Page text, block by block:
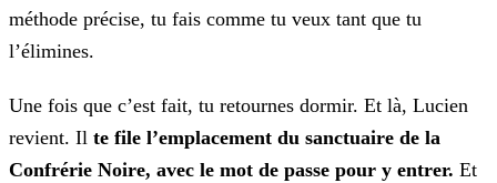
méthode précise, tu fais comme tu veux tant que tu
l’élimines.
Une fois que c’est fait, tu retournes dormir. Et là, Lucien
revient. Il te file l’emplacement du sanctuaire de la
Confrérie Noire, avec le mot de passe pour y entrer. Et